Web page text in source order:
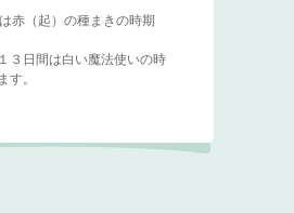
赤（起）の種まきの時期
３日間は白い魔法使いの時
す。